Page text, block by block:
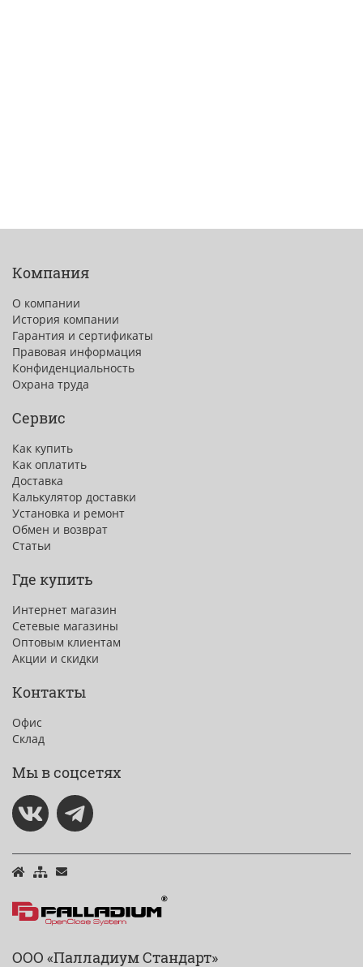
Компания
О компании
История компании
Гарантия и сертификаты
Правовая информация
Конфиденциальность
Охрана труда
Сервис
Как купить
Как оплатить
Доставка
Калькулятор доставки
Установка и ремонт
Обмен и возврат
Статьи
Где купить
Интернет магазин
Сетевые магазины
Оптовым клиентам
Акции и скидки
Контакты
Офис
Склад
Мы в соцсетях
ООО «Палладиум Стандарт»